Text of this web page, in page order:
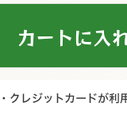
カートに入